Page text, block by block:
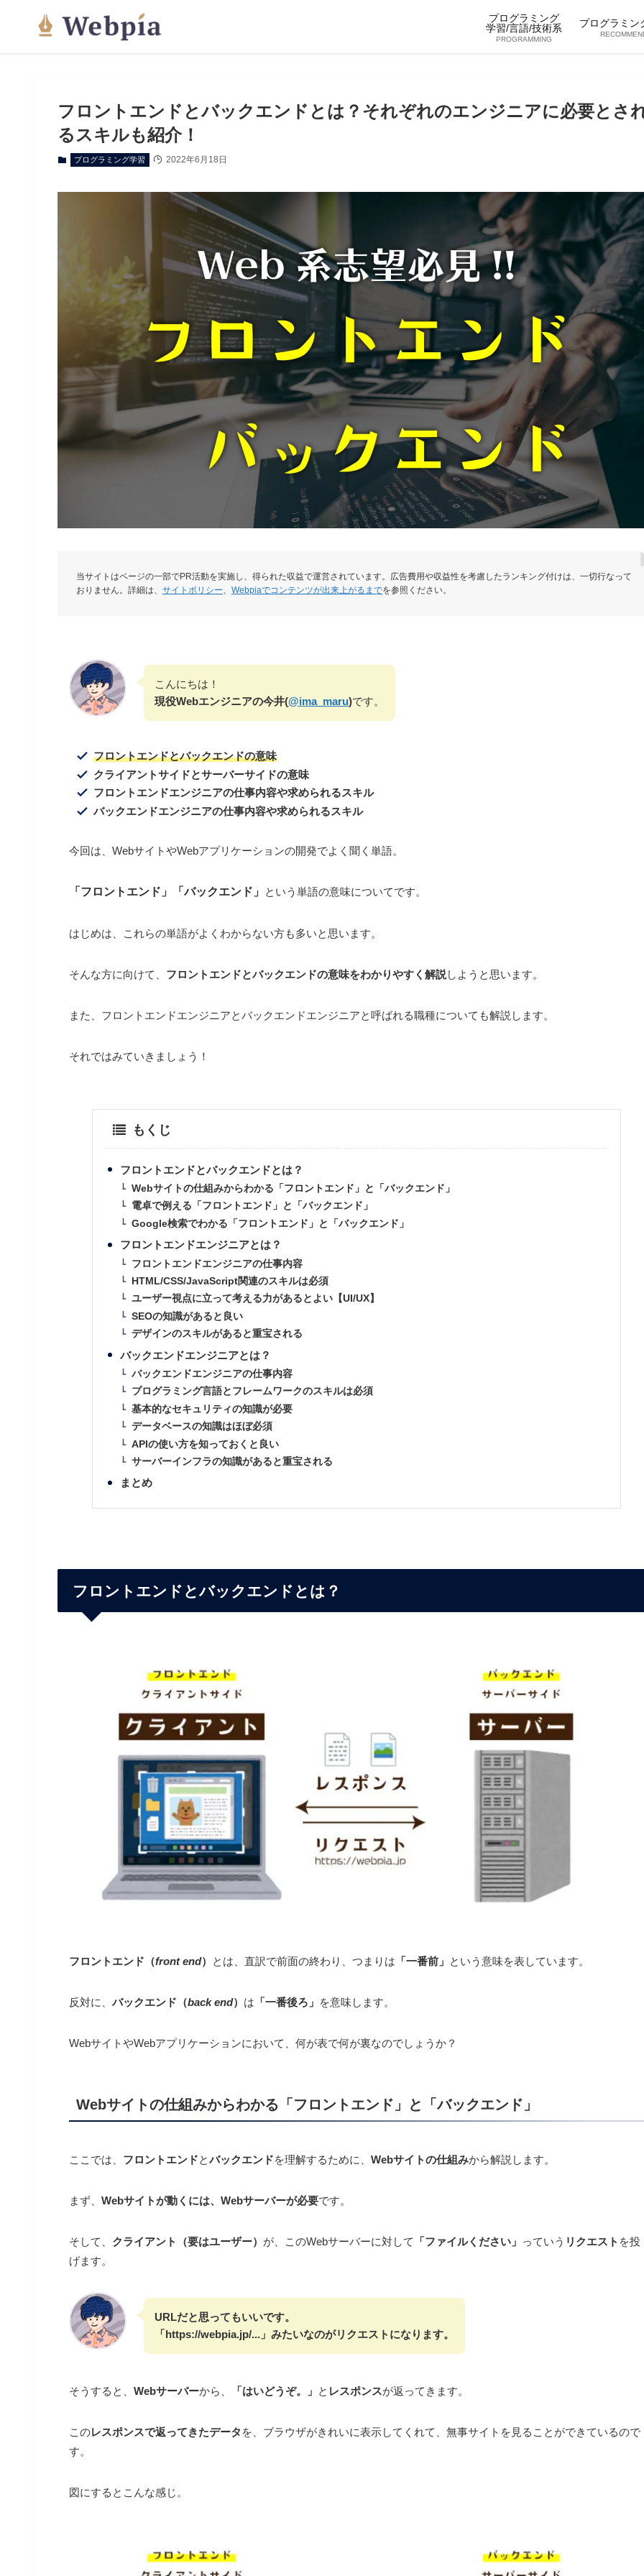
プログラミング
学習/言語/技術系
PROGRAMMING
プログラミン
フロントエンドとバックエンドとは？それぞれのエンジニアに必要とさ
るスキルも紹介！
プログラミング学習 2022年6月18日
当サイトはページの一部でPR活動を実施し、得られた収益で運営されています。広告費用や収益性を考慮したランキング付けは、一切行なって
おりません。詳細は、 サイトポリシー、 Webpiaでコンテンツが出来上がるまでを参照ください。
こんにちは！
現役Webエンジニアの今井(@ima_maru)です。
フロントエンドとバックエンドの意味
クライアントサイドとサーバーサイドの意味
フロントエンドエンジニアの仕事内容や求められるスキル
バックエンドエンジニアの仕事内容や求められるスキル
今回は、WebサイトやWebアプリケーションの開発でよく聞く単語。
「フロントエンド」「バックエンド」 という単語の意味についてです。
はじめは、これらの単語がよくわからない方も多いと思います。
そんな方に向けて、 フロントエンドとバックエンドの意味をわかりやすく解説しようと思います。
また、フロントエンドエンジニアとバックエンドエンジニアと呼ばれる職種についても解説します。
それではみていきましょう！
もくじ
フロントエンドとバックエンドとは？
Webサイトの仕組みからわかる「フロントエンド」と「バックエンド」
電卓で例える「フロントエンド」と「バックエンド」
Google検索でわかる「フロントエンド」と「バックエンド」
フロントエンドエンジニアとは？
フロントエンドエンジニアの仕事内容
HTML/CSS/JavaScript関連のスキルは必須
ユーザー視点に立って考える力があるとよい【UI/UX】
SEOの知識があると良い
デザインのスキルがあると重宝される
バックエンドエンジニアとは？
バックエンドエンジニアの仕事内容
プログラミング言語とフレームワークのスキルは必須
基本的なセキュリティの知識が必要
データベースの知識はほぼ必須
APIの使い方を知っておくと良い
サーバーインフラの知識があると重宝される
まとめ
フロントエンドとバックエンドとは？
フロントエンド（front end） とは、直訳で前面の終わり、つまりは 「一番前」 という意味を表しています。
反対に、 バックエンド（back end） は 「一番後ろ」 を意味します。
WebサイトやWebアプリケーションにおいて、何が表で何が裏なのでしょうか？
Webサイトの仕組みからわかる「フロントエンド」と「バックエンド」
ここでは、 フロントエンドとバックエンドを理解するために、 Webサイトの仕組みから解説します。
まず、 Webサイトが動くには、Webサーバーが必要です。
そして、 クライアント（要はユーザー） が、このWebサーバーに対して 「ファイルください」 っていう リクエスト を投
げます。
URLだと思ってもいいです。
「https://webpia.jp/...」みたいなのがリクエストになります。
そうすると、 Webサーバーから、 「はいどうぞ。」 と レスポンスが返ってきます。
このレスポンスで返ってきたデータ を、ブラウザがきれいに表示してくれて、無事サイトを見ることができているので
す。
図にするとこんな感じ。